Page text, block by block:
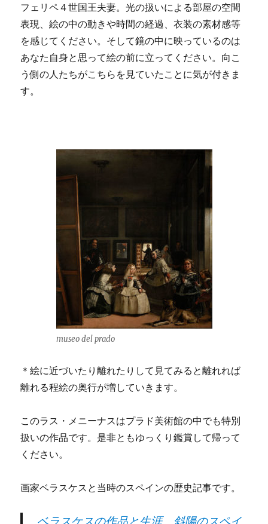
フェリペ４世国王夫妻。光の扱いによる部屋の空間
表現、絵の中の動きや時間の経過、衣装の素材感等
を感じてください。そして鏡の中に映っているのは
あなた自身と思って絵の前に立ってください。向こ
う側の人たちがこちらを見ていたことに気が付きま
す。
museo del prado
＊絵に近づいたり離れたりして見てみると離れれば
離れる程絵の奥行が増していきます。
このラス・メニーナスはプラド美術館の中でも特別
扱いの作品です。是非ともゆっくり鑑賞して帰って
ください。
画家ベラスケスと当時のスペインの歴史記事です。
ベラスケスの作品と生涯。斜陽のスペイ